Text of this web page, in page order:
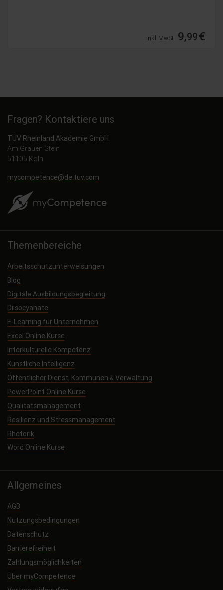
inkl. MwSt. 9,99€
Fragen? Kontaktiere uns
TÜV Rheinland Akademie GmbH
Am Grauen Stein
51105 Köln
mycompetence@de.tuv.com
Themenbereiche
Arbeitsschutzunterweisungen
Blog
Digitale Ausbildungsbegleitung
Diisocyanate
E-Learning für Unternehmen
Excel Online Kurse
Interkulturelle Kompetenz
Künstliche Intelligenz
Öffentlicher Dienst, Kommunen & Verwaltung
PowerPoint Online Kurse
Qualitätsmanagement
Resilienz und Stressmanagement
Rhetorik
Word Online Kurse
Allgemeines
AGB
Nutzungsbedingungen
Datenschutz
Barrierefreiheit
Zahlungsmöglichkeiten
Über myCompetence